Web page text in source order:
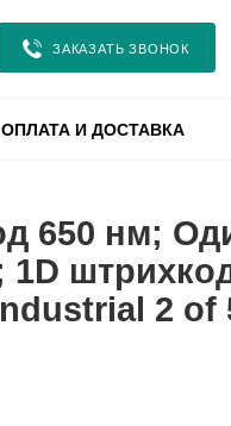
ЗАКАЗАТЬ ЗВОНОК
ОПЛАТА И ДОСТАВКА
650 нм;
1D
2 of